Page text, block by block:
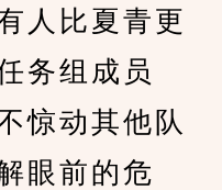
比夏青更
务组成员
惊动其他队
眼前的危